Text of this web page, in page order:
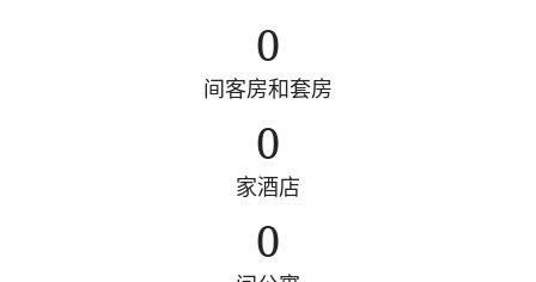
0
间客房和套房
0
家酒店
0